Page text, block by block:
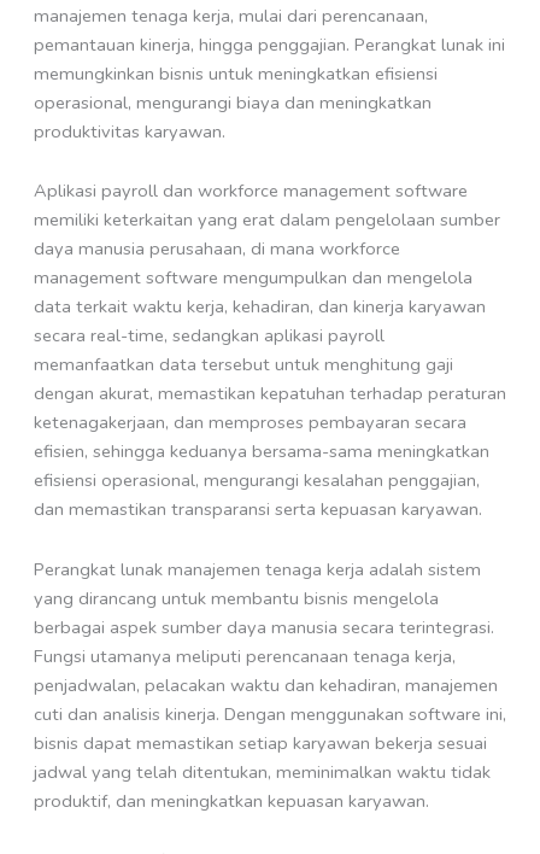
manajemen tenaga kerja, mulai dari perencanaan,
pemantauan kinerja, hingga penggajian. Perangkat lunak ini
memungkinkan bisnis untuk meningkatkan efisiensi
operasional, mengurangi biaya dan meningkatkan
produktivitas karyawan.
Aplikasi payroll dan workforce management software
memiliki keterkaitan yang erat dalam pengelolaan sumber
daya manusia perusahaan, di mana workforce
management software mengumpulkan dan mengelola
data terkait waktu kerja, kehadiran, dan kinerja karyawan
secara real-time, sedangkan aplikasi payroll
memanfaatkan data tersebut untuk menghitung gaji
dengan akurat, memastikan kepatuhan terhadap peraturan
ketenagakerjaan, dan memproses pembayaran secara
efisien, sehingga keduanya bersama-sama meningkatkan
efisiensi operasional, mengurangi kesalahan penggajian,
dan memastikan transparansi serta kepuasan karyawan.
Perangkat lunak manajemen tenaga kerja adalah sistem
yang dirancang untuk membantu bisnis mengelola
berbagai aspek sumber daya manusia secara terintegrasi.
Fungsi utamanya meliputi perencanaan tenaga kerja,
penjadwalan, pelacakan waktu dan kehadiran, manajemen
cuti dan analisis kinerja. Dengan menggunakan software ini,
bisnis dapat memastikan setiap karyawan bekerja sesuai
jadwal yang telah ditentukan, meminimalkan waktu tidak
produktif, dan meningkatkan kepuasan karyawan.